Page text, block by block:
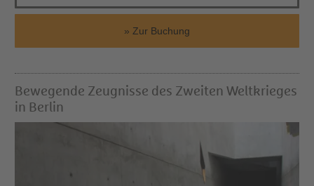
Zur Buchung
Bewegende Zeugnisse des Zweiten Weltkrieges
in Berlin